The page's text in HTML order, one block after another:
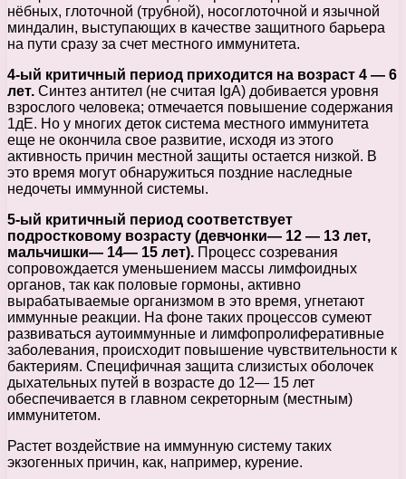
нёбных, глоточной (трубной), носоглоточной и язычной
миндалин, выступающих в качестве защитного барьера
на пути сразу за счет местного иммунитета.
4-ый критичный период приходится на возраст 4 — 6
лет. Синтез антител (не считая IgA) добивается уровня
взрослого человека; отмечается повышение содержания
1дЕ. Но у многих деток система местного иммунитета
еще не окончила свое развитие, исходя из этого
активность причин местной защиты остается низкой. В
это время могут обнаружиться поздние наследные
недочеты иммунной системы.
5-ый критичный период соответствует
подростковому возрасту (девчонки— 12 — 13 лет,
мальчишки— 14— 15 лет). Процесс созревания
сопровождается уменьшением массы лимфоидных
органов, так как половые гормоны, активно
вырабатываемые организмом в это время, угнетают
иммунные реакции. На фоне таких процессов сумеют
развиваться аутоиммунные и лимфопролиферативные
заболевания, происходит повышение чувствительности к
бактериям. Специфичная защита слизистых оболочек
дыхательных путей в возрасте до 12— 15 лет
обеспечивается в главном секреторным (местным)
иммунитетом.
Растет воздействие на иммунную систему таких
экзогенных причин, как, например, курение.